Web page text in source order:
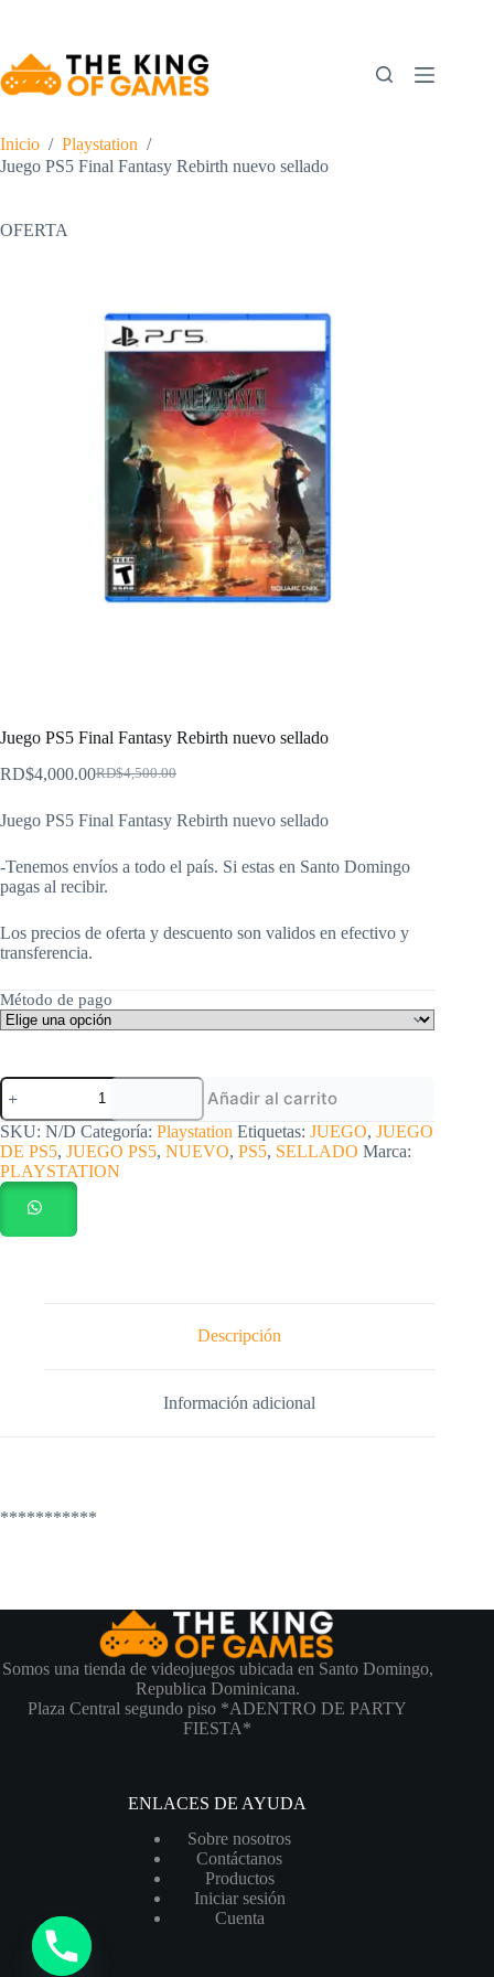
Inicio / Playstation /
Juego PS5 Final Fantasy Rebirth nuevo sellado
OFERTA
Juego PS5 Final Fantasy Rebirth nuevo sellado
RD$4,500.00
El
original
RD$4,500.00.
RD$4,000.00El
actual
RD$4,000.00.
Juego PS5 Final Fantasy Rebirth nuevo sellado
-Tenemos envíos a todo el país. Si estas en Santo Domingo
pagas al recibir.
Los precios de oferta y descuento son validos en efectivo y
transferencia.
Método de pago
Juego
PS5
Final
Fantasy
Rebirth
nuevo
sellado
cantidad
Añadir al carrito
SKU: N/D Categoría: Playstation Etiquetas: JUEGO, JUEGO
DE PS5, JUEGO PS5, NUEVO, PS5, SELLADO Marca:
PLAYSTATION
Descripción
Información adicional
***********
Somos una tienda de videojuegos ubicada en Santo Domingo,
Republica Dominicana.
Plaza Central segundo piso *ADENTRO DE PARTY
FIESTA*
ENLACES DE AYUDA
Sobre nosotros
Contáctanos
Productos
Iniciar sesión
Cuenta
y